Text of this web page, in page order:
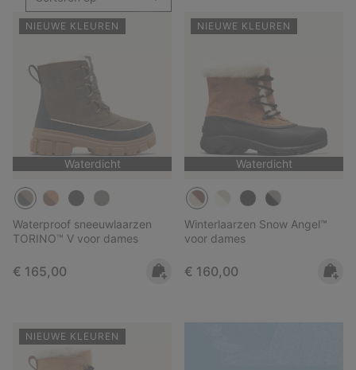
NIEUWE KLEUREN
Waterdicht
Waterproof sneeuwlaarzen
TORINO™ V voor dames
Regular price:
€ 165,00
NIEUWE KLEUREN
Waterdicht
Winterlaarzen Snow Angel™
voor dames
Regular price:
€ 160,00
NIEUWE KLEUREN